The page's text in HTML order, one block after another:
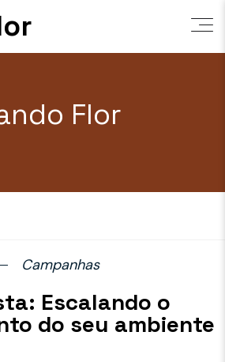
Flor
Campanhas
Escalando o
do seu ambiente